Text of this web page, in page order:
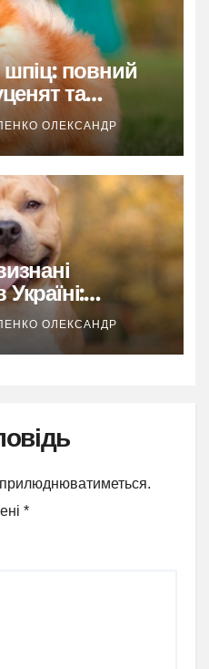
шпіц: повний
та
ОЛЕКСАНДР
правил
та
у 2026 році
ОЛЕКСАНДР
*